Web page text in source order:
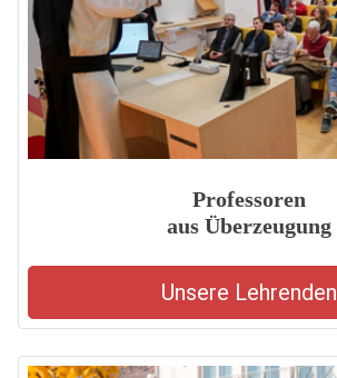
Professoren
aus Überzeugung
Unsere Lehrenden